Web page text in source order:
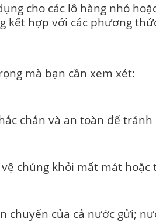
cho các lô hàng nhỏ
hợp với các phương
mà bạn cần xem xét:
chắn và an toàn để
chúng khỏi mất mát
chuyển của cả nước gửi;